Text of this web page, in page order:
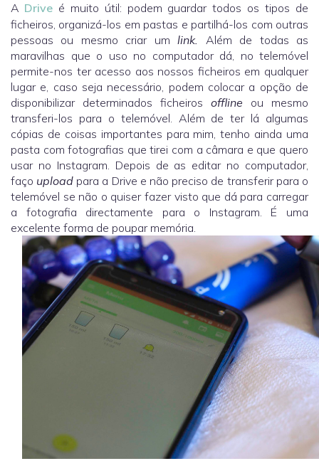
A Drive é muito útil: podem guardar todos os tipos de
ficheiros, organizá-los em pastas e partilhá-los com outras
pessoas ou mesmo criar um link. Além de todas as
maravilhas que o uso no computador dá, no telemóvel
permite-nos ter acesso aos nossos ficheiros em qualquer
lugar e, caso seja necessário, podem colocar a opção de
disponibilizar determinados ficheiros offline ou mesmo
transferi-los para o telemóvel. Além de ter lá algumas
cópias de coisas importantes para mim, tenho ainda uma
pasta com fotografias que tirei com a câmara e que quero
usar no Instagram. Depois de as editar no computador,
faço upload para a Drive e não preciso de transferir para o
telemóvel se não o quiser fazer visto que dá para carregar
a fotografia directamente para o Instagram. É uma
excelente forma de poupar memória.